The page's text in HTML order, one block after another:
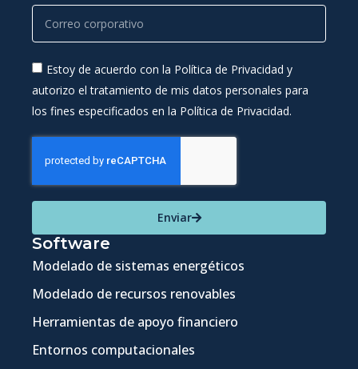
Estoy de acuerdo con la Política de Privacidad y
autorizo el tratamiento de mis datos personales para
los fines especificados en la Política de Privacidad.
Enviar
Software
Modelado de sistemas energéticos
Modelado de recursos renovables
Herramientas de apoyo financiero
Entornos computacionales